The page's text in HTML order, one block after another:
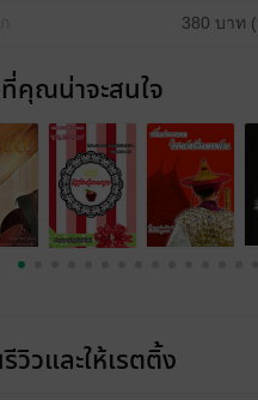
380 บาท
ที่คุณน่าจะสนใจ
วิวและให้เรตติ้ง